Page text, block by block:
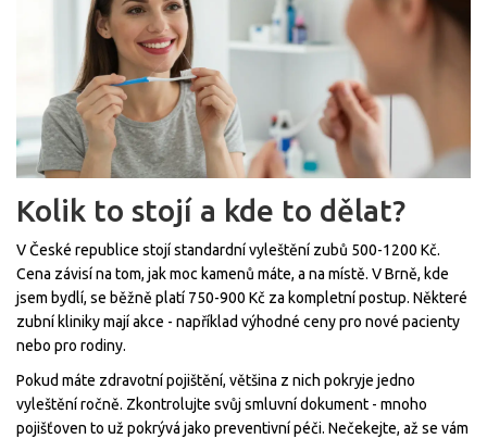
Kolik to stojí a kde to dělat?
V České republice stojí standardní vyleštění zubů 500-1200 Kč.
Cena závisí na tom, jak moc kamenů máte, a na místě. V Brně, kde
jsem bydlí, se běžně platí 750-900 Kč za kompletní postup. Některé
zubní kliniky mají akce - například výhodné ceny pro nové pacienty
nebo pro rodiny.
Pokud máte zdravotní pojištění, většina z nich pokryje jedno
vyleštění ročně. Zkontrolujte svůj smluvní dokument - mnoho
pojišťoven to už pokrývá jako preventivní péči. Nečekejte, až se vám